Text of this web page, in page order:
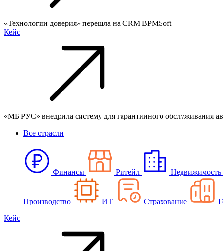
«Технологии доверия» перешла на CRM BPMSoft
Кейс
«МБ РУС» внедрила систему для гарантийного обслуживания
Все отрасли
Финансы Ритейл Недвижимость
Производство ИТ Страхование
Кейс